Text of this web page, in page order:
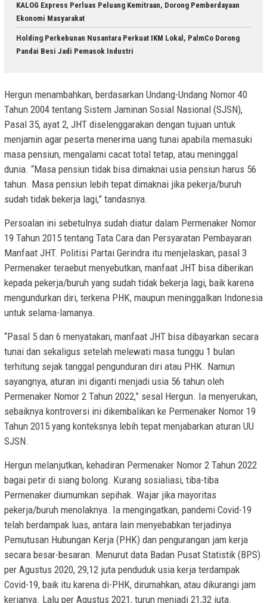
KALOG Express Perluas Peluang Kemitraan, Dorong Pemberdayaan
Ekonomi Masyarakat
Holding Perkebunan Nusantara Perkuat IKM Lokal, PalmCo Dorong
Pandai Besi Jadi Pemasok Industri
Hergun menambahkan, berdasarkan Undang-Undang Nomor 40
Tahun 2004 tentang Sistem Jaminan Sosial Nasional (SJSN),
Pasal 35, ayat 2, JHT diselenggarakan dengan tujuan untuk
menjamin agar peserta menerima uang tunai apabila memasuki
masa pensiun, mengalami cacat total tetap, atau meninggal
dunia. “Masa pensiun tidak bisa dimaknai usia pensiun harus 56
tahun. Masa pensiun lebih tepat dimaknai jika pekerja/buruh
sudah tidak bekerja lagi,” tandasnya.
Persoalan ini sebetulnya sudah diatur dalam Permenaker Nomor
19 Tahun 2015 tentang Tata Cara dan Persyaratan Pembayaran
Manfaat JHT. Politisi Partai Gerindra itu menjelaskan, pasal 3
Permenaker teraebut menyebutkan, manfaat JHT bisa diberikan
kepada pekerja/buruh yang sudah tidak bekerja lagi, baik karena
mengundurkan diri, terkena PHK, maupun meninggalkan Indonesia
untuk selama-lamanya.
“Pasal 5 dan 6 menyatakan, manfaat JHT bisa dibayarkan secara
tunai dan sekaligus setelah melewati masa tunggu 1 bulan
terhitung sejak tanggal pengunduran diri atau PHK. Namun
sayangnya, aturan ini diganti menjadi usia 56 tahun oleh
Permenaker Nomor 2 Tahun 2022,” sesal Hergun. Ia menyerukan,
sebaiknya kontroversi ini dikembalikan ke Permenaker Nomor 19
Tahun 2015 yang konteksnya lebih tepat menjabarkan aturan UU
SJSN.
Hergun melanjutkan, kehadiran Permenaker Nomor 2 Tahun 2022
bagai petir di siang bolong. Kurang sosialiasi, tiba-tiba
Permenaker diumumkan sepihak. Wajar jika mayoritas
pekerja/buruh menolaknya. Ia mengingatkan, pandemi Covid-19
telah berdampak luas, antara lain menyebabkan terjadinya
Pemutusan Hubungan Kerja (PHK) dan pengurangan jam kerja
secara besar-besaran. Menurut data Badan Pusat Statistik (BPS)
per Agustus 2020, 29,12 juta penduduk usia kerja terdampak
Covid-19, baik itu karena di-PHK, dirumahkan, atau dikurangi jam
kerjanya. Lalu per Agustus 2021, turun menjadi 21,32 juta.